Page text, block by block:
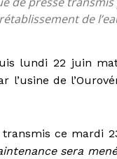
de
lundi 22 juin
l’usine de
ce mardi
sera